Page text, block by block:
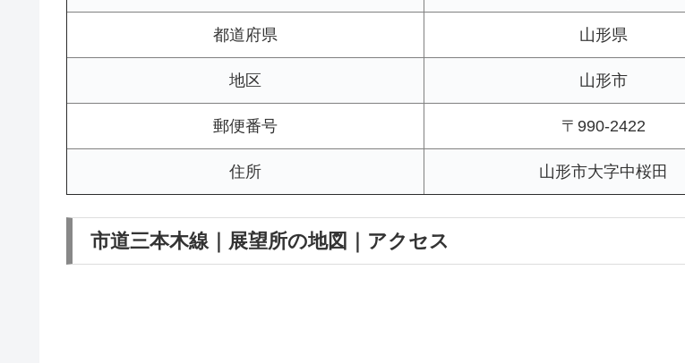
都道府県 山形県
地区 山形市
郵便番号 〒990-2422
住所 山形市大字中桜田
市道三本木線｜展望所の地図｜アクセス